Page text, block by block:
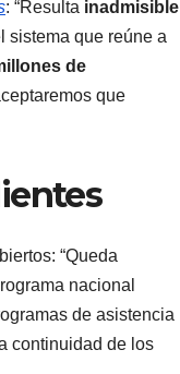
: “Resulta inadmisible
sistema que reúne a
de
que
“Queda
nacional
de asistencia
continuidad de los